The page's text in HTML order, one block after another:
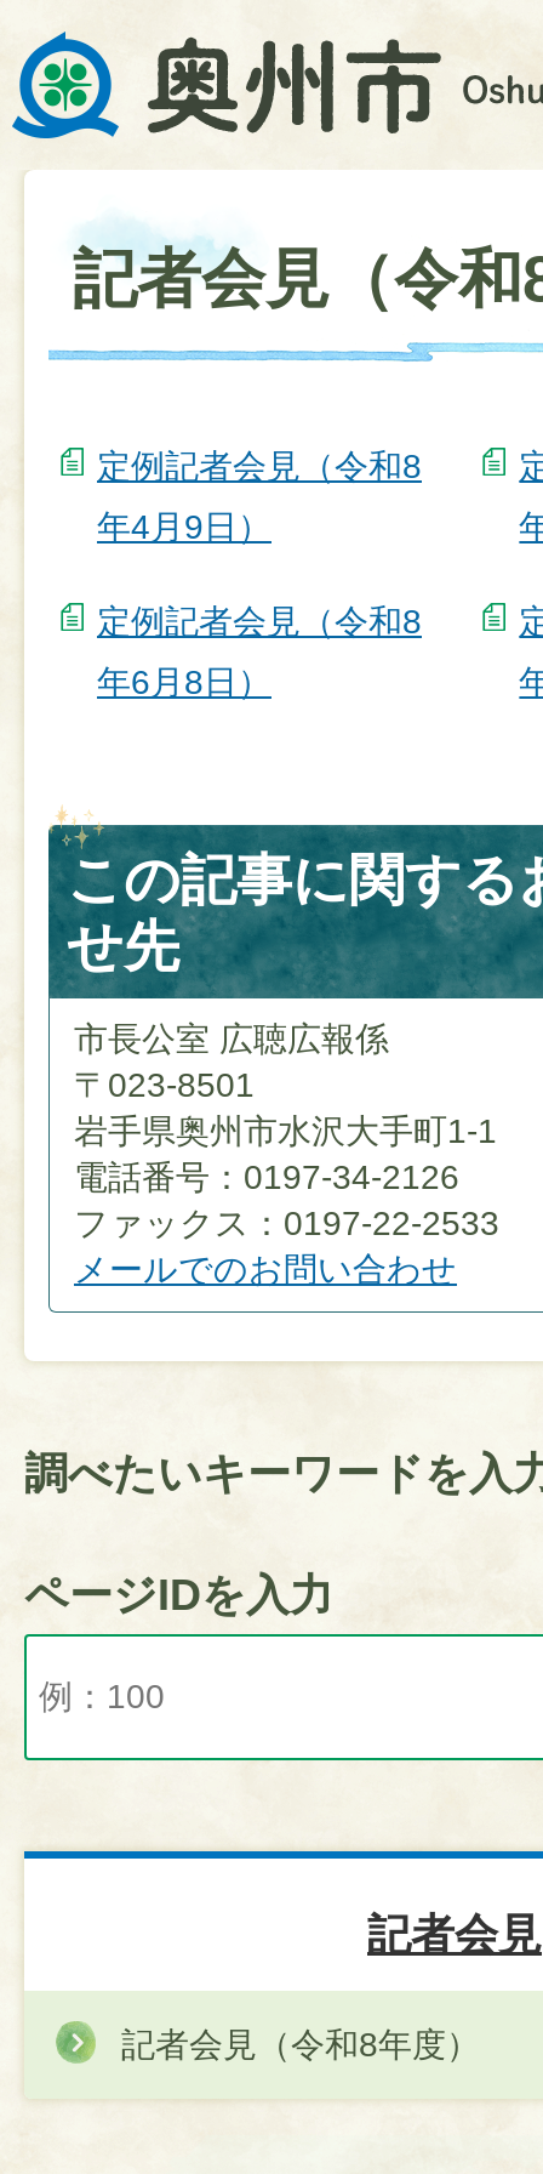
記者会見（令和
定例記者会見（令和8
年4月9日）
定例記者会見（令和8
年6月8日）
この記事に関する
せ先
市長公室 広聴広報係
〒023-8501
岩手県奥州市水沢大手町1-1
電話番号：0197-34-2126
ファックス：0197-22-2533
メールでのお問い合わせ
調べたいキーワードを入
ページIDを入力
記者会見
記者会見（令和8年度）